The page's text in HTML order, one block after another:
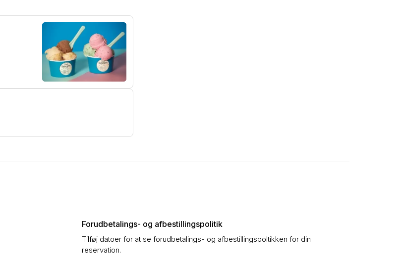
Forudbetalings- og afbestillingspolitik
Tilføj datoer for at se forudbetalings- og afbestillingspoltikken for din
reservation.